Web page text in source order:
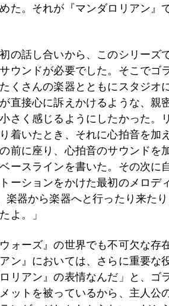
た。それが『マンダロリアン』
の話し合いから、このシリーズ
ウンドが必要でした。そこでゴ
くさんの楽器とともにスタジオ
直接心に訴えかけるような、親
さく感じるようにしたかった。
着いたとき、それに心拍音を加
前に座り、心拍音のサウンドを
ースラインを書いた。その次に
ーションをかけた最初のメロデ
楽器から楽器へと行ったり来た
よ。」
ォーズ』の世界でも不可欠な存
ン』においては、さらに重要な
リアン』の表情なんだ」と、ゴ
ットを被っているから、主人公